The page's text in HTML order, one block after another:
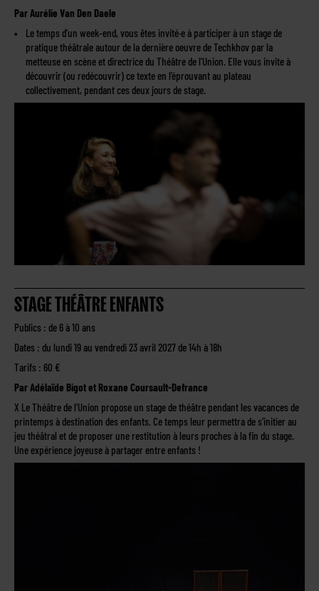
Par Aurélie Van Den Daele
Le temps d’un week-end, vous êtes invité·e à participer à un stage de
pratique théâtrale autour de la dernière oeuvre de Techkhov par la
metteuse en scène et directrice du Théâtre de l’Union. Elle vous invite à
découvrir (ou redécouvrir) ce texte en l’éprouvant au plateau
collectivement, pendant ces deux jours de stage.
STAGE THÉÂTRE ENFANTS
Publics : de 6 à 10 ans
Dates : du lundi 19 au vendredi 23 avril 2027 de 14h à 18h
Tarifs : 60 €
Par Adélaïde Bigot et Roxane Coursault-Defrance
X Le Théâtre de l’Union propose un stage de théâtre pendant les vacances de
printemps à destination des enfants. Ce temps leur permettra de s’initier au
jeu théâtral et de proposer une restitution à leurs proches à la fin du stage.
Une expérience joyeuse à partager entre enfants !